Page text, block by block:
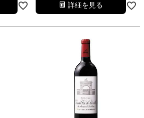
詳細を見る